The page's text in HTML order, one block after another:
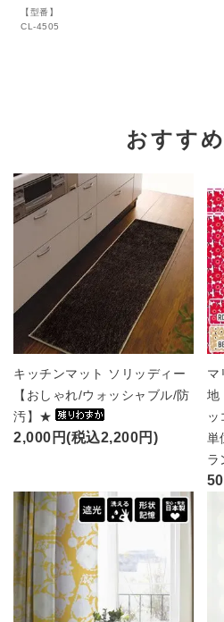
【型番】
CL-4505
おすす
キッチンマット ソリッディー
【おしゃれ/ウォッシャブル/防
汚】★
2,000円(税込2,200円)
マ
地
単
ラ